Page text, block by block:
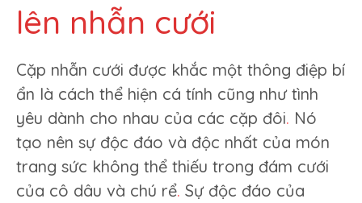
lên nhẫn cưới
Cặp nhẫn cưới được khắc một thông điệp bí
ẩn là cách thể hiện cá tính cũng như tình
yêu dành cho nhau của các cặp đôi. Nó
tạo nên sự độc đáo và độc nhất của món
trang sức không thể thiếu trong đám cưới
của cô dâu và chú rể. Sự độc đáo của